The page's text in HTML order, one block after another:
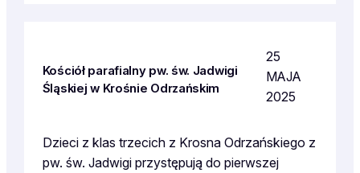
Kościół parafialny pw. św. Jadwigi
Śląskiej w Krośnie Odrzańskim
25
MAJA
2025
Dzieci z klas trzecich z Krosna Odrzańskiego z
pw. św. Jadwigi przystępują do pierwszej